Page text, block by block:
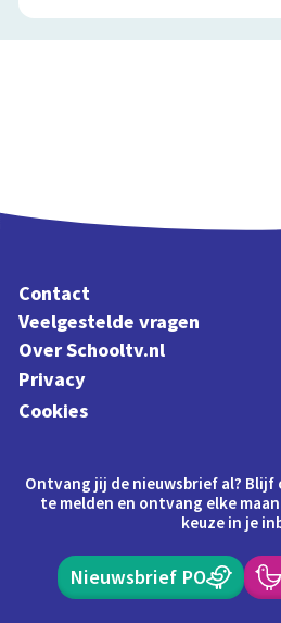
Contact
Veelgestelde vragen
Over Schooltv.nl
Privacy
Cookies
Ontvang jij de nieuwsbrief al?
te melden en ontvang elke
keuze in je
Nieuwsbrief PO